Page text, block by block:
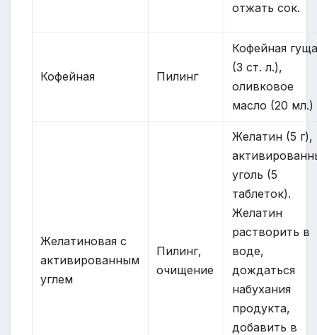
отжать сок.
Кофейная Пилинг
Кофейная
(3 ст. л.),
оливковое
масло (20 мл.)
Желатиновая с
активированным
углем
Пилинг,
очищение
Желатин (5 г),
уголь (5
таблеток).
Желатин
растворить в
воде,
дождаться
набухания
продукта,
добавить в